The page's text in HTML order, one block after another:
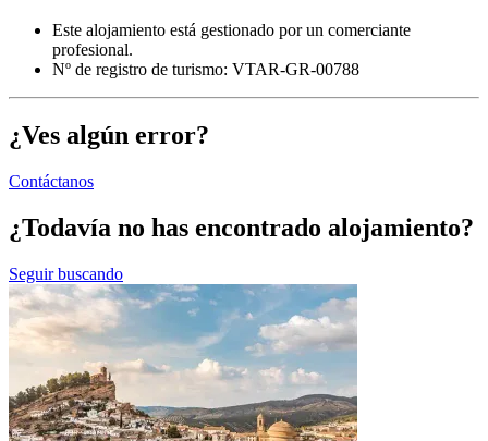
Este alojamiento está gestionado por un comerciante
profesional.
Nº de registro de turismo: VTAR-GR-00788
¿Ves algún error?
Contáctanos
¿Todavía no has encontrado alojamiento?
Seguir buscando